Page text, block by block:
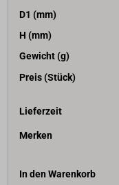
D1 (mm)
H (mm)
Gewicht (g)
Preis (Stück)
Lieferzeit
Merken
In den Warenkorb